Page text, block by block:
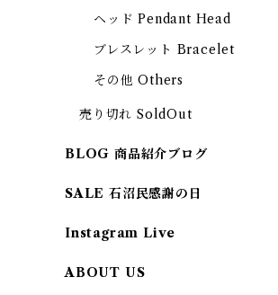
ヘッド Pendant Head
ブレスレット Bracelet
その他 Others
売り切れ SoldOut
BLOG 商品紹介ブログ
SALE 石沼民感謝の日
Instagram Live
ABOUT US